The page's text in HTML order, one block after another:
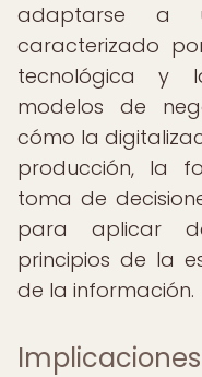
adaptarse a
caracterizado
tecnológica y
modelos de
cómo la
producción, la
toma de
para aplicar
principios de la
de la información.